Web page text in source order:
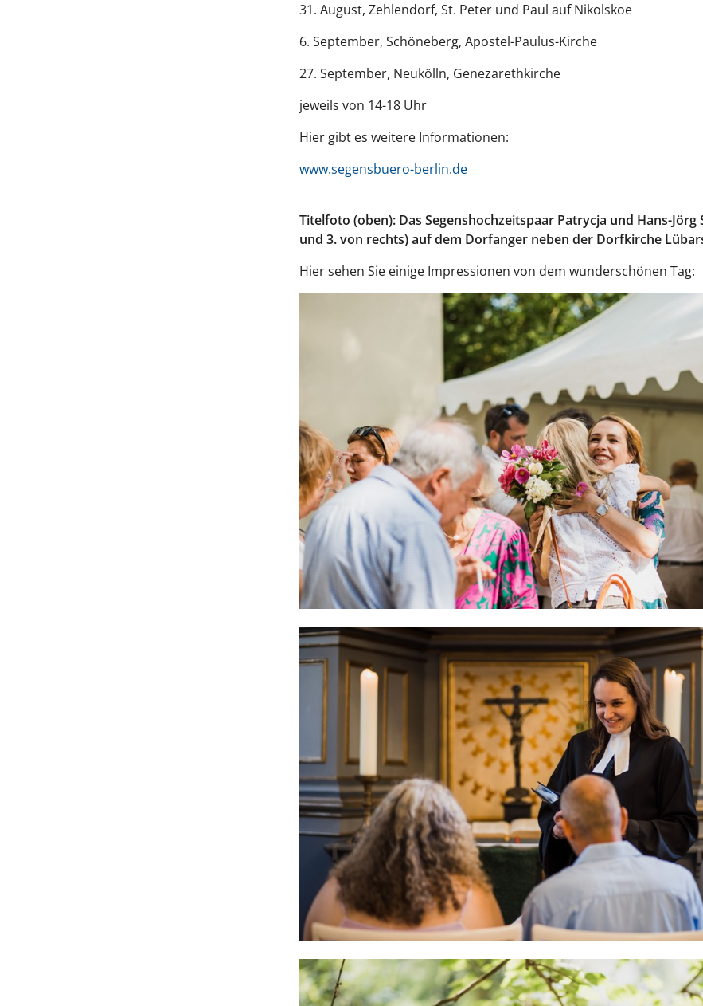
31. August, Zehlendorf, St. Peter und Paul auf Nikolskoe
6. September, Schöneberg, Apostel-Paulus-Kirche
27. September, Neukölln, Genezarethkirche
jeweils von 14-18 Uhr
Hier gibt es weitere Informationen:
www.segensbuero-berlin.de
Titelfoto (oben): Das Segenshochzeitspaar Patrycja und Hans-Jörg
und 3. von rechts) auf dem Dorfanger neben der Dorfkirche
Hier sehen Sie einige Impressionen von dem wunderschönen Tag: